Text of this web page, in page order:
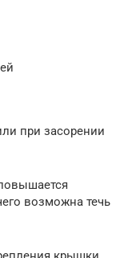
при засорении
возможна течь